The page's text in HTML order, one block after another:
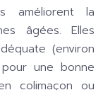
améliorent la
âgées. Elles
(environ
une bonne
colimaçon ou